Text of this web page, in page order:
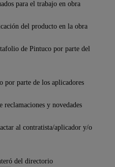
para el trabajo en obra
del producto en la obra
de Pintuco por parte del
por parte de los aplicadores
y novedades
al contratista/aplicador y/o
del directorio